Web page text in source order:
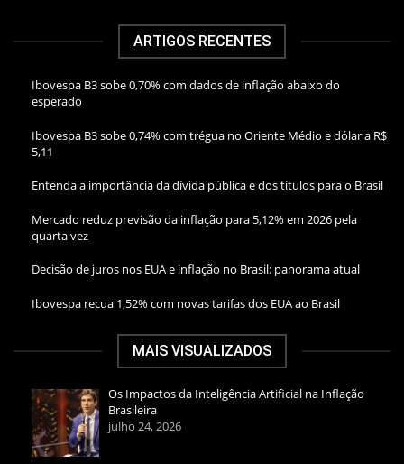
ARTIGOS RECENTES
Ibovespa B3 sobe 0,70% com dados de inflação abaixo do
esperado
Ibovespa B3 sobe 0,74% com trégua no Oriente Médio e dólar a R$
5,11
Entenda a importância da dívida pública e dos títulos para o Brasil
Mercado reduz previsão da inflação para 5,12% em 2026 pela
quarta vez
Decisão de juros nos EUA e inflação no Brasil: panorama atual
Ibovespa recua 1,52% com novas tarifas dos EUA ao Brasil
MAIS VISUALIZADOS
Os Impactos da Inteligência Artificial na Inflação
Brasileira
julho 24, 2026